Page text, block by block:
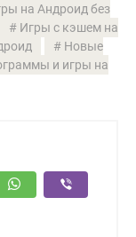
на Андроид без
Игры с кэшем на
Новые
и игры на